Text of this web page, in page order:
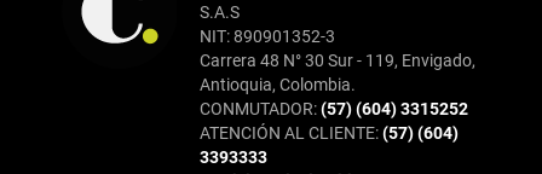
S.A.S
NIT: 890901352-3
Carrera 48 N° 30 Sur - 119, Envigado,
Antioquia, Colombia.
CONMUTADOR:(57) (604) 3315252
ATENCIÓN AL CLIENTE:(57) (604)
3393333